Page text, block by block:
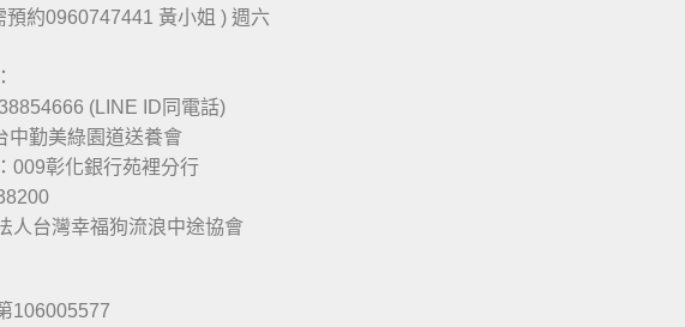
預約0960747441 黃小姐 ) 週六
(LINE ID同電話)
中勤美綠園道送養會
009彰化銀行苑裡分行
人台灣幸福狗流浪中途協會
106005577